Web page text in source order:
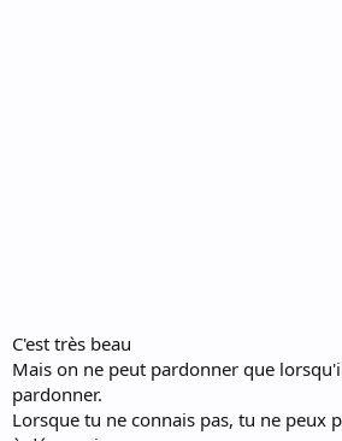
C'est très beau
Mais on ne peut pardonner que
pardonner.
Lorsque tu ne connais pas, tu ne peux